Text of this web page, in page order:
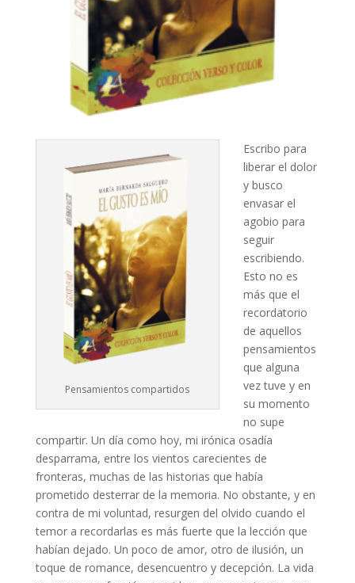
Pensamientos compartidos
Escribo para
liberar el dolor
y busco
envasar el
agobio para
seguir
escribiendo.
Esto no es
más que el
recordatorio
de aquellos
pensamientos
que alguna
vez tuve y en
su momento
no supe
compartir. Un día como hoy, mi irónica osadía
desparrama, entre los vientos carecientes de
fronteras, muchas de las historias que había
prometido desterrar de la memoria. No obstante, y en
contra de mi voluntad, resurgen del olvido cuando el
temor a recordarlas es más fuerte que la lección que
habían dejado. Un poco de amor, otro de ilusión, un
toque de romance, desencuentro y decepción. La vida